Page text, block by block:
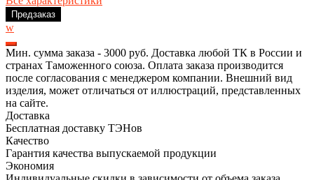
Предзаказ
w
Мин. сумма заказа - 3000 руб. Доставка любой ТК в России и
странах Таможенного союза. Оплата заказа производится
после согласования с менеджером компании. Внешний вид
изделия, может отличаться от иллюстраций, представленных
на сайте.
Доставка
Бесплатная доставку ТЭНов
Качество
Гарантия качества выпускаемой продукции
Экономия